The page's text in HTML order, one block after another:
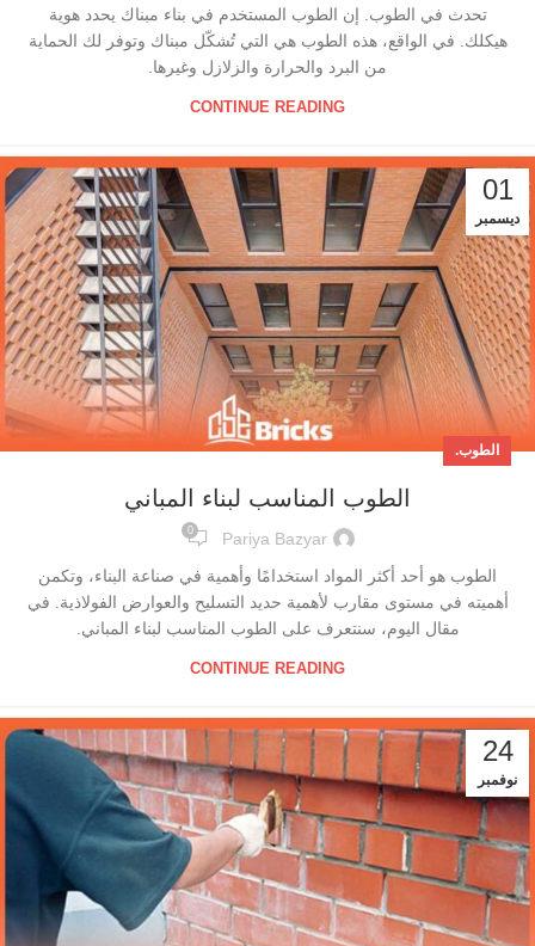
تحدث في الطوب. إن الطوب المستخدم في بناء مبناك يحدد هوية
هيكلك. في الواقع، هذه الطوب هي التي تُشكّل مبناك وتوفر لك الحماية
من البرد والحرارة والزلازل وغيرها.
CONTINUE READING
01
ديسمبر
الطوب.
الطوب المناسب لبناء المباني
Pariya Bazyar
0
الطوب هو أحد أكثر المواد استخدامًا وأهمية في صناعة البناء، وتكمن
أهميته في مستوى مقارب لأهمية حديد التسليح والعوارض الفولاذية. في
مقال اليوم، سنتعرف على الطوب المناسب لبناء المباني.
CONTINUE READING
24
نوفمبر